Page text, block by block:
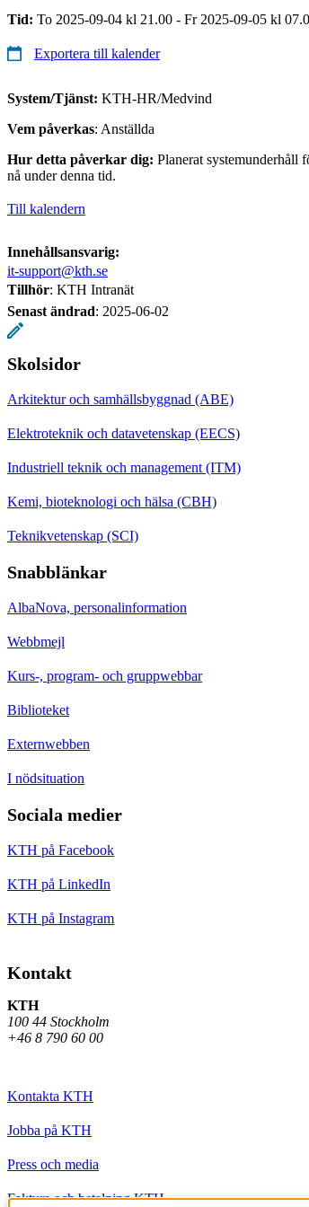
Tid: To 2025-09-04 kl 21.00 - Fr 2025-09-05 kl
Exportera till kalender
System/Tjänst: KTH-HR/Medvind
Vem påverkas: Anställda
Hur detta påverkar dig: Planerat
nå under denna tid.
Till kalendern
Innehållsansvarig:
it-support@kth.se
Tillhör: KTH Intranät
Senast ändrad: 2025-06-02
Skolsidor
Arkitektur och samhällsbyggnad (ABE)
Elektroteknik och datavetenskap (EECS)
Industriell teknik och management (ITM)
Kemi, bioteknologi och hälsa (CBH)
Teknikvetenskap (SCI)
Snabblänkar
AlbaNova, personalinformation
Webbmejl
Kurs-, program- och gruppwebbar
Biblioteket
Externwebben
I nödsituation
Sociala medier
KTH på Facebook
KTH på LinkedIn
KTH på Instagram
Kontakt
KTH
100 44 Stockholm
+46 8 790 60 00
Kontakta KTH
Jobba på KTH
Press och media
Faktura och betalning KTH